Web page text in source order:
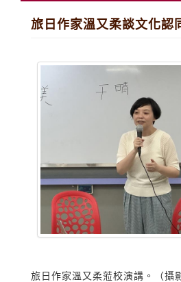
旅日作家溫又柔談文化認
旅日作家溫又柔蒞校演講。（攝